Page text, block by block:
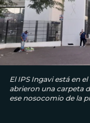
El IPS Ingavi está en
abrieron una carpeta
ese nosocomio de la